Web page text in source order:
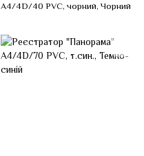
А4/4D/40 PVC, чорний, Чорний